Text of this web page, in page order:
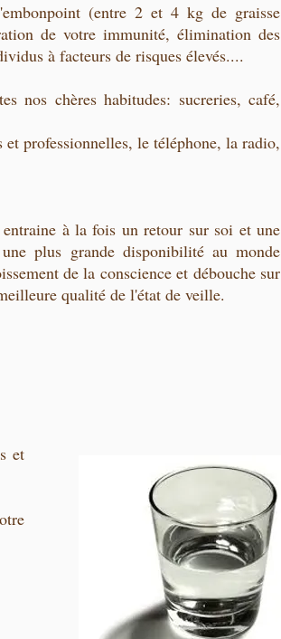
(entre 2 et 4 kg de graisse
de votre immunité, élimination des
à facteurs de risques élevés....
nos chères habitudes: sucreries, café,
professionnelles, le téléphone, la radio,
à la fois un retour sur soi et une
plus grande disponibilité au monde
de la conscience et débouche sur
qualité de l'état de veille.
et